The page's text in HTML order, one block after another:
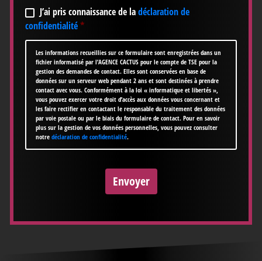
RGPD *
J’ai pris connaissance de ladéclaration de
confidentialité*
Les informations recueillies sur ce formulaire sont enregistrées dans un
fichier informatisé par l’AGENCE CACTUS pour le compte de TSE pour la
gestion des demandes de contact. Elles sont conservées en base de
données sur un serveur web pendant 2 ans et sont destinées à prendre
contact avec vous. Conformément à la loi « informatique et libertés »,
vous pouvez exercer votre droit d’accès aux données vous concernant et
les faire rectifier en contactant le responsable du traitement des données
par voie postale ou par le biais du formulaire de contact. Pour en savoir
plus sur la gestion de vos données personnelles, vous pouvez consulter
notre déclaration de confidentialité.
Envoyer